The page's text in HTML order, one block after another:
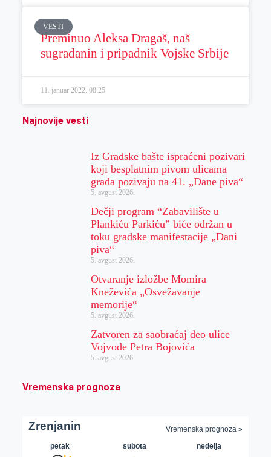
VESTI
Preminuo Aleksa Dragaš, naš
sugrađanin i pripadnik Vojske Srbije
11. januar 2022. 08:25
Najnovije vesti
Iz Gradske bašte ispraćeni pozivari
koji besplatnim pivom ulicama
grada pozivaju na 41. „Dane piva“
5. avgust 2026.
Dečji program “Zabavilište u
Plankiću Parkiću” biće održan u
toku gradske manifestacije „Dani
piva“
5. avgust 2026.
Otvaranje izložbe Momira
Kneževića „Osvežavanje
memorije“
5. avgust 2026.
Zatvoren za saobraćaj deo ulice
Vojvode Petra Bojovića
5. avgust 2026.
Vremenska prognoza